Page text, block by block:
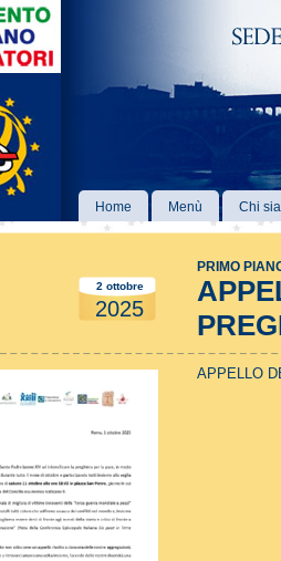
Home Menù Chi
2 ottobre
2025
PRIMO
APPELLO